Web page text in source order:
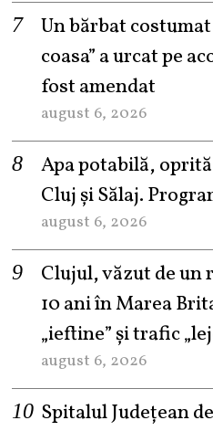
Un bărbat
coasa” a urcat pe
fost amendat
august 6, 2026
Apa potabilă,
Cluj și Sălaj.
august 6, 2026
Clujul, văzut de un
10 ani în Marea
„ieftine” și trafic
august 6, 2026
Spitalul Județean